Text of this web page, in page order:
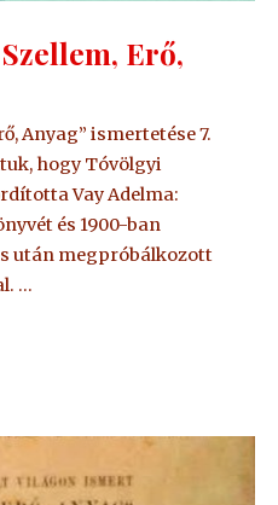
Erő,
Anyag” ismertetése 7.
hogy Tóvölgyi
Vay Adelma:
és 1900-ban
után megpróbálkozott
…